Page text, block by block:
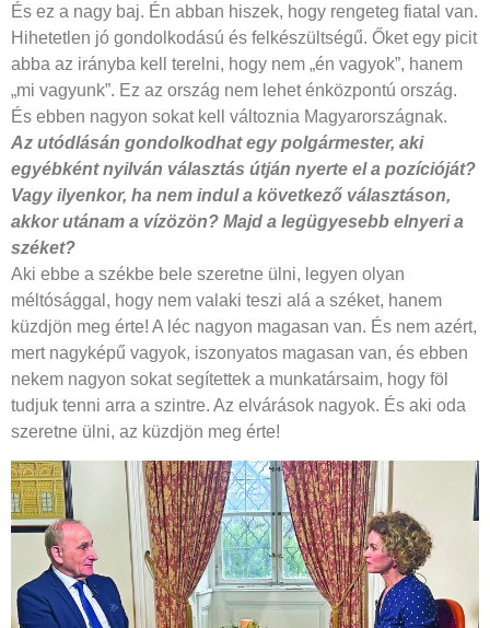
És ez a nagy baj. Én abban hiszek, hogy rengeteg fiatal van.
Hihetetlen jó gondolkodású és felkészültségű. Őket egy picit
abba az irányba kell terelni, hogy nem „én vagyok”, hanem
„mi vagyunk”. Ez az ország nem lehet énközpontú ország.
És ebben nagyon sokat kell változnia Magyarországnak.
Az utódlásán gondolkodhat egypolgármester, aki
egyébként nyilván választás útján nyerte el a pozícióját?
Vagy ilyenkor, ha nem indula következő választáson,
akkorutánam a vízözön? Majd a legügyesebb elnyeri a
széket?
Aki ebbe a székbe bele szeretne ülni, legyen olyan
méltósággal, hogy nem valaki teszi alá a széket, hanem
küzdjön meg érte! A léc nagyon magasan van. És nem azért,
mert nagyképű vagyok, iszonyatos magasan van, és ebben
nekem nagyon sokat segítettek a munkatársaim, hogy föl
tudjuk tenni arra a szintre. Az elvárások nagyok. És aki oda
szeretne ülni, az küzdjön meg érte!